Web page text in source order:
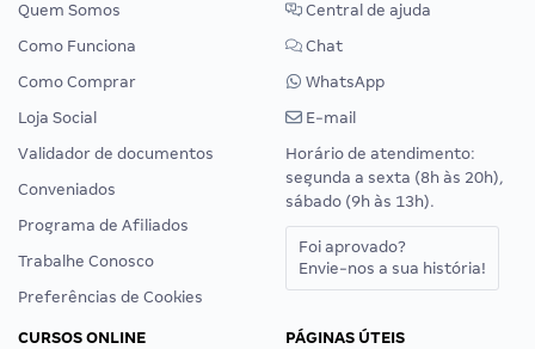
Quem Somos
Como Funciona
Como Comprar
Loja Social
Validador de documentos
Conveniados
Programa de Afiliados
Trabalhe Conosco
Preferências de Cookies
Central de ajuda
Chat
WhatsApp
E-mail
Horário de atendimento:
segunda a sexta (8h às 20h),
sábado (9h às 13h).
Foi aprovado?
Envie-nos a sua história!
CURSOS ONLINE
PÁGINAS ÚTEIS